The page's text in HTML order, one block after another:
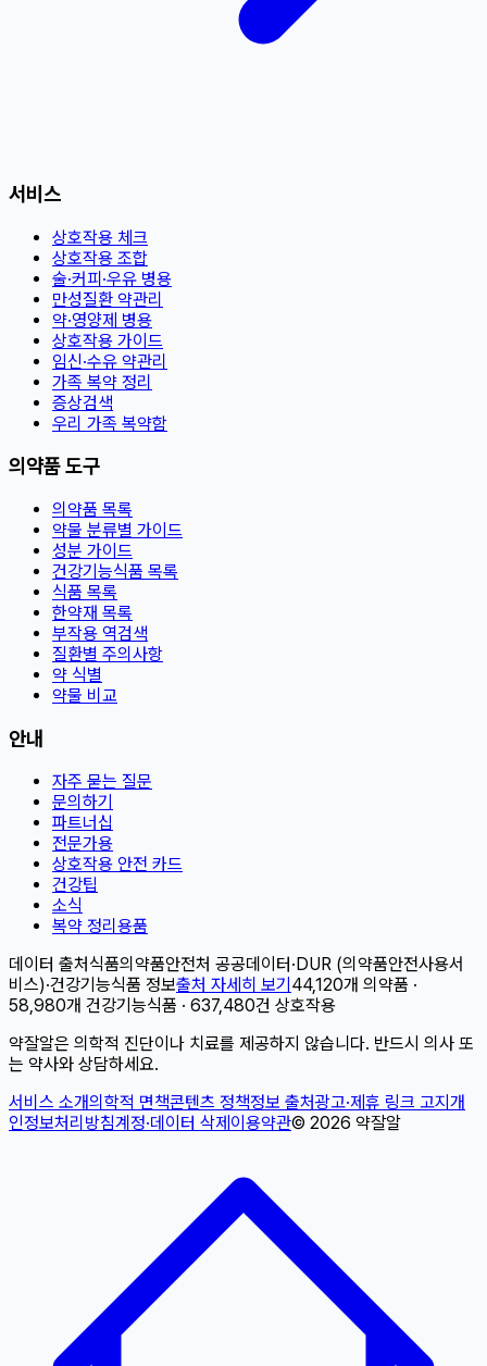
서비스
상호작용 체크
상호작용 조합
술·커피·우유 병용
만성질환 약관리
약·영양제 병용
상호작용 가이드
임신·수유 약관리
가족 복약 정리
증상검색
우리 가족 복약함
의약품 도구
의약품 목록
약물 분류별 가이드
성분 가이드
건강기능식품 목록
식품 목록
한약재 목록
부작용 역검색
질환별 주의사항
약 식별
약물 비교
안내
자주 묻는 질문
문의하기
파트너십
전문가용
상호작용 안전 카드
건강팁
소식
복약 정리용품
데이터 출처 식품의약품안전처 공공데이터 · DUR (의약품안전사용서
비스)·건강기능식품 정보출처 자세히 보기 44,120개 의약품 ·
58,980개 건강기능식품 · 637,480건 상호작용
약잘알은 의학적 진단이나 치료를 제공하지 않습니다. 반드시 의사 또
는 약사와 상담하세요.
서비스 소개의학적 면책콘텐츠 정책정보 출처광고·제휴 링크 고지 개
인정보처리방침계정·데이터 삭제 이용약관© 2026 약잘알